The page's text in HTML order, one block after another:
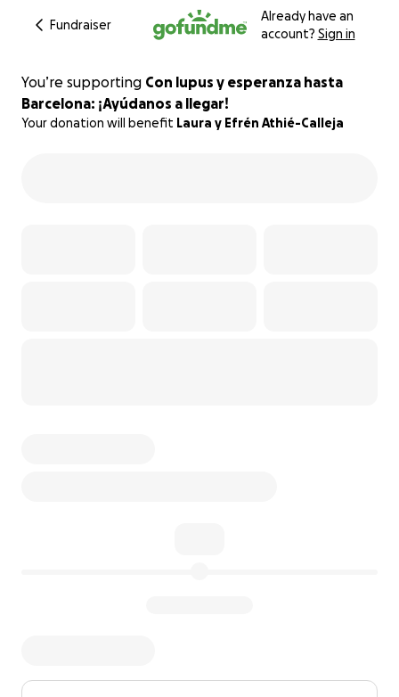
Fundraiser
Already have an
account? Sign in
You’re supporting Con lupus y esperanza hasta
Barcelona: ¡Ayúdanos a llegar!
Your donation will benefit Laura y Efrén Athié-Calleja